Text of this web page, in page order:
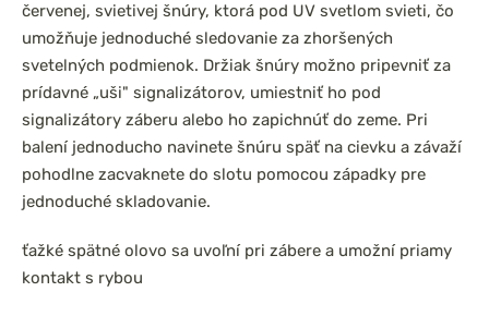
červenej, svietivej šnúry, ktorá pod UV svetlom svieti, čo
umožňuje jednoduché sledovanie za zhoršených
svetelných podmienok. Držiak šnúry možno pripevniť za
prídavné „uši" signalizátorov, umiestniť ho pod
signalizátory záberu alebo ho zapichnúť do zeme. Pri
balení jednoducho navinete šnúru späť na cievku a závaží
pohodlne zacvaknete do slotu pomocou západky pre
jednoduché skladovanie.
ťažké spätné olovo sa uvoľní pri zábere a umožní priamy
kontakt s rybou